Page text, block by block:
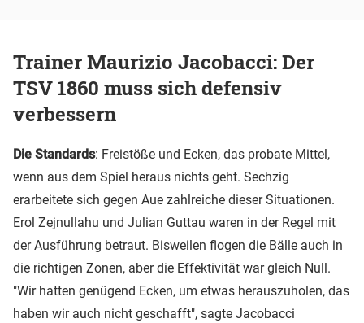
Trainer Maurizio Jacobacci: Der
TSV 1860 muss sich defensiv
verbessern
Die Standards: Freistöße und Ecken, das probate Mittel,
wenn aus dem Spiel heraus nichts geht. Sechzig
erarbeitete sich gegen Aue zahlreiche dieser Situationen.
Erol Zejnullahu und Julian Guttau waren in der Regel mit
der Ausführung betraut. Bisweilen flogen die Bälle auch in
die richtigen Zonen, aber die Effektivität war gleich Null.
"Wir hatten genügend Ecken, um etwas herauszuholen, das
haben wir auch nicht geschafft", sagte Jacobacci